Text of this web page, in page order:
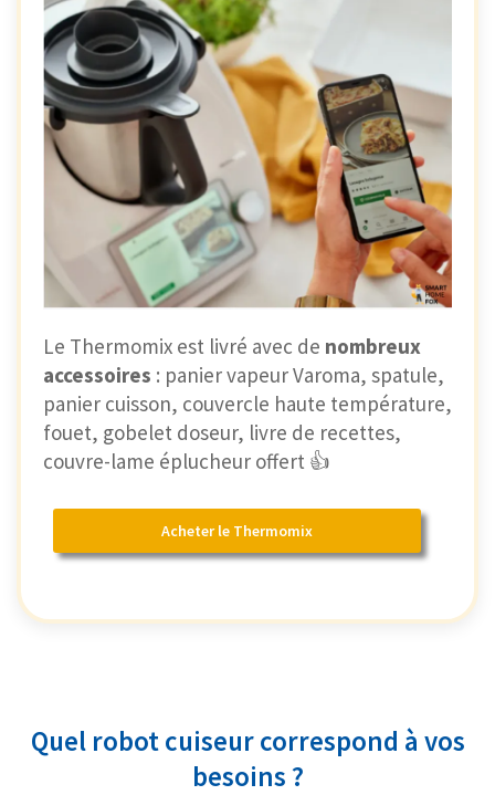
Le Thermomix est livré avec de nombreux
accessoires : panier vapeur Varoma, spatule,
panier cuisson, couvercle haute température,
fouet, gobelet doseur, livre de recettes,
couvre-lame éplucheur offert 👍
Acheter le Thermomix
Quel robot cuiseur correspond à vos
besoins ?